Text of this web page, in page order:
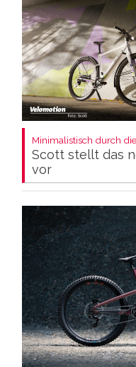
Minimalistisch durch
Scott stellt das
vor